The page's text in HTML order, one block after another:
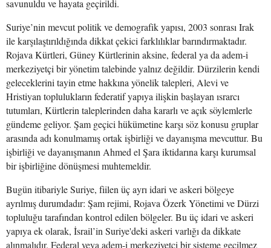
savunuldu ve hayata geçirildi.
Suriye’nin mevcut politik ve demografik yapısı, 2003 sonrası Irak
ile karşılaştırıldığında dikkat çekici farklılıklar barındırmaktadır.
Rojava Kürtleri, Güney Kürtlerinin aksine, federal ya da adem-i
merkeziyetçi bir yönetim talebinde yalnız değildir. Dürzilerin kendi
geleceklerini tayin etme hakkına yönelik talepleri, Alevi ve
Hristiyan toplulukların federatif yapıya ilişkin başlayan ısrarcı
tutumları, Kürtlerin taleplerinden daha kararlı ve açık söylemlerle
gündeme geliyor. Şam geçici hükümetine karşı söz konusu gruplar
arasında adı konulmamış ortak işbirliği ve dayanışma mevcuttur. Bu
işbirliği ve dayanışmanın Ahmed el Şara iktidarına karşı kurumsal
bir işbirliğine dönüşmesi muhtemeldir.
Bugün itibariyle Suriye, fiilen üç ayrı idari ve askeri bölgeye
ayrılmış durumdadır: Şam rejimi, Rojava Özerk Yönetimi ve Dürzi
topluluğu tarafından kontrol edilen bölgeler. Bu üç idari ve askeri
yapıya ek olarak, İsrail’in Suriye'deki askeri varlığı da dikkate
alınmalıdır. Federal veya adem-i merkeziyetçi bir sisteme geçilmez